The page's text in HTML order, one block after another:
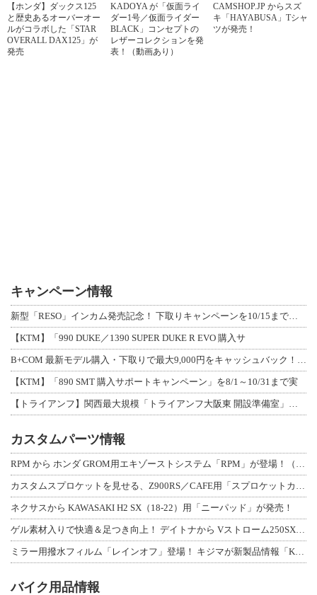
【ホンダ】ダックス125
と歴史あるオーバーオー
ルがコラボした「STAR
OVERALL DAX125」が
発売
KADOYA が「仮面ライ
ダー1号／仮面ライダー
BLACK」コンセプトの
レザーコレクションを発
表！（動画あり）
CAMSHOP.JP からスズ
キ「HAYABUSA」Tシャ
ツが発売！
キャンペーン情報
【KTM】「990 DUKE／1390 SUPER DUKE R EVO 購入サ
【KTM】「890 SMT 購入サポートキャンペーン」を8/1～10/31まで実
カスタムパーツ情報
ネクサスから KAWASAKI H2 SX（18-22）用「ニーパッド」が発売！
バイク用品情報